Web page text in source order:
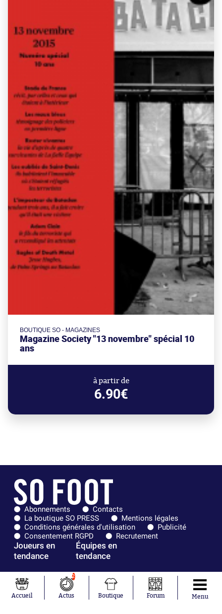
BOUTIQUE SO - MAGAZINES
Magazine Society "13 novembre" spécial 10
ans
à partir de
6.90€
Abonnements
Contacts
La boutique SO PRESS
Mentions légales
Conditions générales d'utilisation
Publicité
Consentement RGPD
Recrutement
Joueurs en
tendance
Mohamed
Salah
Mykhailo
Équipes en
tendance
Chelsea
Paris Saint-
Germain
Bordeaux
Accueil
2
Actus Boutique Forum Menu